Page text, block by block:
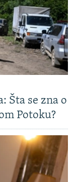
Šta se zna o
Potoku?